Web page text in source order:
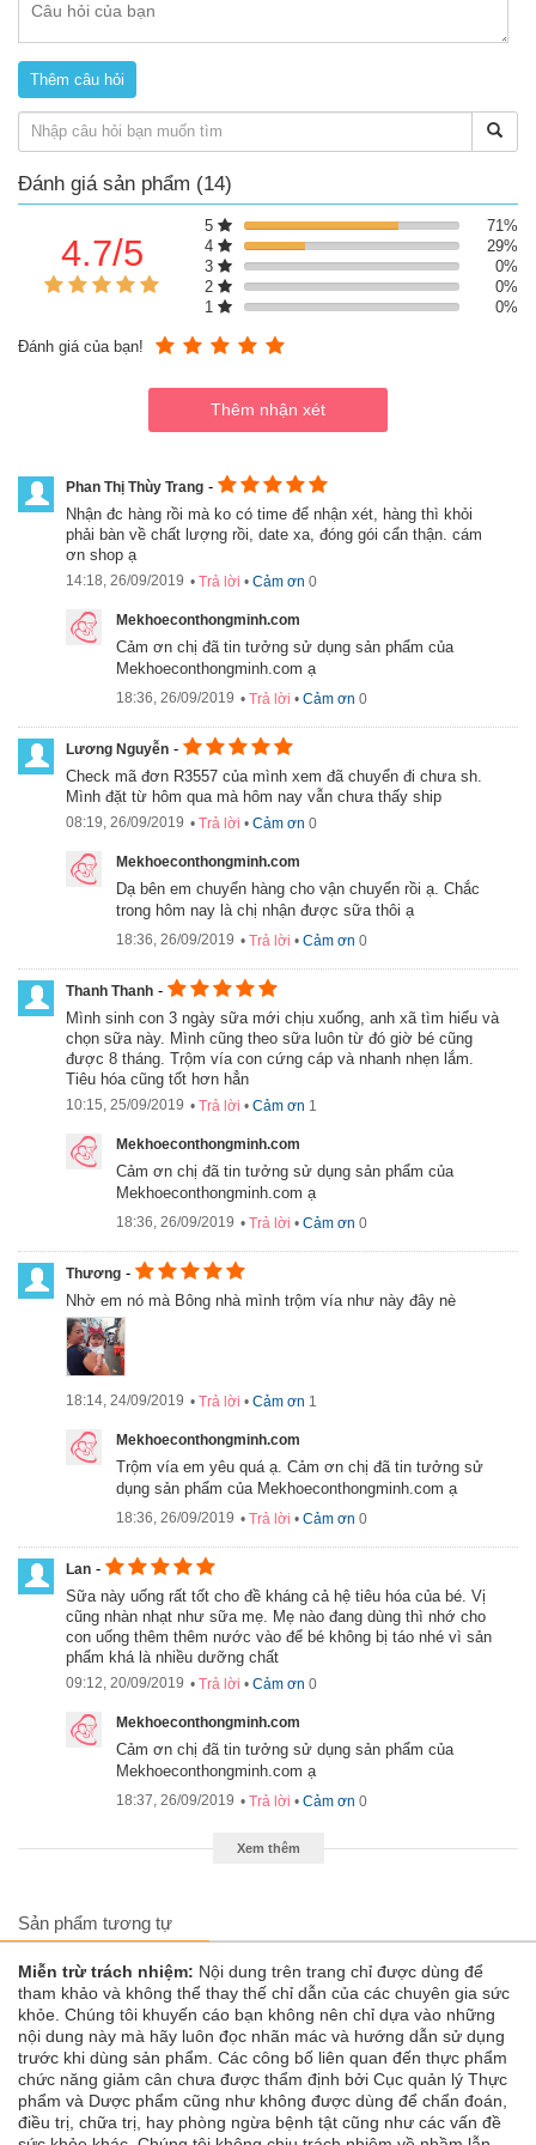
mạnh, vững chắc. Đặc biệt, DHA & ARA giúp bé phát triển trí não
và thị lực
- Đặc biệt, bổ sung Early Shield giúp cho bộ não và mắt phát triển
nhanh chóng, tăng cường sức đề kháng, giúp cho xương chắc
khỏe và không bị táo bón như các dòng
Sữa Similac Pro – Advance HMO Non – GMO hộp 658gr
GMO
Sữa Similac Pro – Advance HMO Non – GMO
10% hỗn hợp dầu thực vật, không chứa dầu cọ. có khả năng hấp
thu canxi tốt hơn cũng như phát triển hệ thần kinh của bé nhanh
- Sản phẩm còn hỗ trợ cho đường ruột của bé khỏe mạnh hơn và
hạn chế tình trạng táo bón
- Hệ dưỡng chất được các chuyên gia dinh dưỡng hàng đầu tại
Mỹ tính toán hàm lượng phù hợp nhất với bé trong 1 năm đầu đời
sau khi sinh, cho bé phát triển toàn diện về cả thể chất, trí tuệ thị
giác và bảo vệ, tăng cường hệ miễn dịch của bé
- Công thức OptiGRO kết hợp với công thức HMO giúp trẻ phát
triển tốt về thể chất
- Là dòng sữa sạch, không chứa thành phần biến đổi gen
Đánh giá sản phẩm (14)
4.7/5
5
71%
4
29%
3
0%
2
0%
1
0%
Đánh giá của bạn!
Phan Thị Thùy Trang -
Nhận đc hàng rồi mà ko có time để nhận xét, hàng thì khỏi
phải bàn về chất lượng rồi, date xa, đóng gói cẩn thận. cám
ơn shop ạ
14:18, 26/09/2019 • Trả lời • Cảm ơn 0
Mekhoeconthongminh.com
Cảm ơn chị đã tin tưởng sử dụng sản phẩm của
Mekhoeconthongminh.com ạ
18:36, 26/09/2019 • Trả lời • Cảm ơn 0
Lương Nguyễn -
Check mã đơn R3557 của mình xem đã chuyển đi chưa sh.
Mình đặt từ hôm qua mà hôm nay vẫn chưa thấy ship
08:19, 26/09/2019 • Trả lời • Cảm ơn 0
Mekhoeconthongminh.com
Dạ bên em chuyển hàng cho vận chuyển rồi ạ. Chắc
trong hôm nay là chị nhận được sữa thôi ạ
18:36, 26/09/2019 • Trả lời • Cảm ơn 0
Thanh Thanh -
Mình sinh con 3 ngày sữa mới chịu xuống, anh xã tìm hiểu và
chọn sữa này. Mình cũng theo sữa luôn từ đó giờ bé cũng
được 8 tháng. Trộm vía con cứng cáp và nhanh nhẹn lắm.
Tiêu hóa cũng tốt hơn hẳn
10:15, 25/09/2019 • Trả lời • Cảm ơn 1
Mekhoeconthongminh.com
Cảm ơn chị đã tin tưởng sử dụng sản phẩm của
Mekhoeconthongminh.com ạ
18:36, 26/09/2019 • Trả lời • Cảm ơn 0
Thương -
Nhờ em nó mà Bông nhà mình trộm vía như này đây nè
18:14, 24/09/2019 • Trả lời • Cảm ơn 1
Mekhoeconthongminh.com
Trộm vía em yêu quá ạ. Cảm ơn chị đã tin tưởng sử
dụng sản phẩm của Mekhoeconthongminh.com ạ
18:36, 26/09/2019 • Trả lời • Cảm ơn 0
Lan -
Sữa này uống rất tốt cho đề kháng cả hệ tiêu hóa của bé. Vị
cũng nhàn nhạt như sữa mẹ. Mẹ nào đang dùng thì nhớ cho
con uống thêm thêm nước vào để bé không bị táo nhé vì sản
phẩm khá là nhiều dưỡng chất
09:12, 20/09/2019 • Trả lời • Cảm ơn 0
Mekhoeconthongminh.com
Cảm ơn chị đã tin tưởng sử dụng sản phẩm của
Mekhoeconthongminh.com ạ
18:37, 26/09/2019 • Trả lời • Cảm ơn 0
Xem thêm
Sản phẩm tương tự
Miễn trừ trách nhiệm: Nội dung trên trang chỉ được dùng để
tham khảo và không thể thay thế chỉ dẫn của các chuyên gia sức
khỏe. Chúng tôi khuyến cáo bạn không nên chỉ dựa vào những
nội dung này mà hãy luôn đọc nhãn mác và hướng dẫn sử dụng
trước khi dùng sản phẩm. Các công bố liên quan đến thực phẩm
chức năng giảm cân chưa được thẩm định bởi Cục quản lý Thực
phẩm và Dược phẩm cũng như không được dùng để chẩn đoán,
điều trị, chữa trị, hay phòng ngừa bệnh tật cũng như các vấn đề